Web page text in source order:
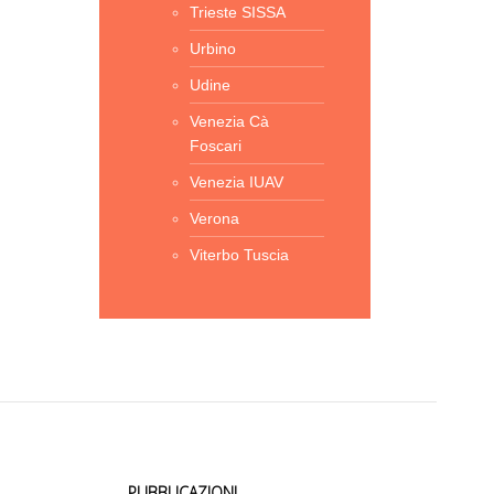
Trieste SISSA
Urbino
Udine
Venezia Cà
Foscari
Venezia IUAV
Verona
Viterbo Tuscia